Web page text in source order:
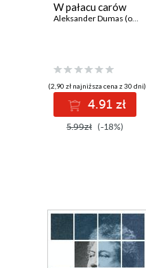
W pałacu carów
Aleksander Dumas (ojciec)
(2,90 zł najniższa cena z 30 dni)
4.91 zł
5.99zł (-18%)